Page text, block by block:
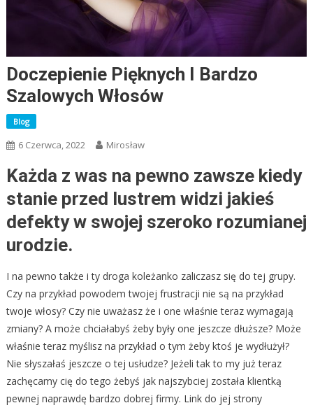
Doczepienie Pięknych I Bardzo
Szalowych Włosów
Blog
6 Czerwca, 2022 Mirosław
Każda z was na pewno zawsze kiedy
stanie przed lustrem widzi jakieś
defekty w swojej szeroko rozumianej
urodzie.
I na pewno także i ty droga koleżanko zaliczasz się do tej grupy.
Czy na przykład powodem twojej frustracji nie są na przykład
twoje włosy? Czy nie uważasz że i one właśnie teraz wymagają
zmiany? A może chciałabyś żeby były one jeszcze dłuższe? Może
właśnie teraz myślisz na przykład o tym żeby ktoś je wydłużył?
Nie słyszałaś jeszcze o tej usłudze? Jeżeli tak to my już teraz
zachęcamy cię do tego żebyś jak najszybciej została klientką
pewnej naprawdę bardzo dobrej firmy. Link do jej strony